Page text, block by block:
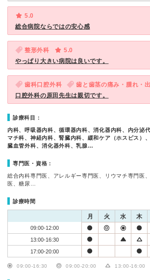
5.0
総合病院ならではの安心感
整形外科
5.0
やっぱり大きい病院は良いです。
歯科口腔外科 歯と歯茎の痛み・腫れ・
口腔外科の原田先生は親切です。
診療科目：
内科、呼吸器内科、循環器内科、消化器内科、内分泌
マチ科、神経内科、腎臓内科、緩和ケア（ホスピス）
臓血管外科、消化器外科、乳腺…
専門医・資格：
総合内科専門医、アレルギー専門医、リウマチ専門医
医、糖尿…
診療時間
月 火 水 木
09:00-12:00
13:00-16:30
17:00-20:00
09:00-16:30 09:00-20:00 13:00-16:00